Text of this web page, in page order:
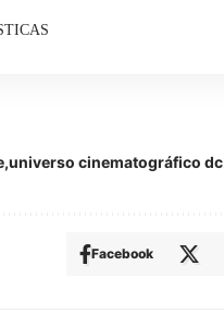
universo cinematográfico dc
Facebook